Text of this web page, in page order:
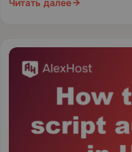
Читать далее